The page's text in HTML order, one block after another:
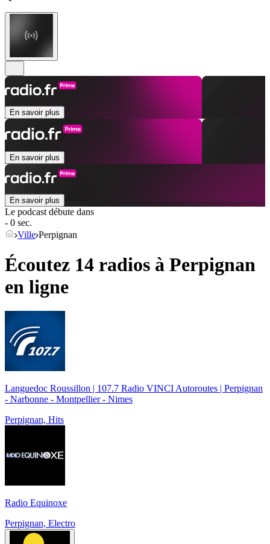
En savoir plus
En savoir plus
En savoir plus
Le podcast débute dans
- 0 sec.
Ville Perpignan
Écoutez 14 radios à Perpignan
en ligne
Languedoc Roussillon | 107.7 Radio VINCI Autoroutes | Perpignan
- Narbonne - Montpellier - Nimes
Perpignan, Hits
Radio Equinoxe
Perpignan, Electro